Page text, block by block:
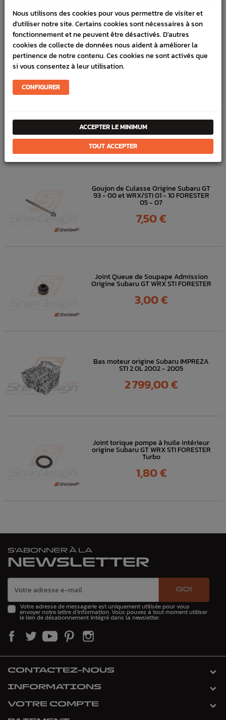
VÉHICULES COMPATIBLE
Référence :4327
En stock : 7
FICHE TECHNIQUE
Eau & huile
Thermostats, bouchons & sonde
DANSLA MÊME
CATÉGORIE
Goujon de Culasse Origine Subaru GT
93 - 00 et WRX/STI 01 - 10 FORESTER
05 - 07
Prix
7,50 €
Joint Queue de Soupape Admission
Origine Subaru GT WRX STI FORESTER
Prix
3,00 €
Bas moteur origine Subaru IMPREZA
STI 2.0L 2002 - 2005
Prix
2 799,00 €
Joint torique pompe à huile intérieur
origine Subaru GT WRX STI FORESTER
Turbo
Prix
1,80 €
S'ABONNER À LA
NEWSLETTER
GO!
Votre adresse de messagerie est uniquement utilisée pour vous
envoyer notre lettre d'information. Vous pouvez à tout moment utiliser
le lien de désabonnement intégré dans la newsletter.
CONTACTEZ-NOUS
INFORMATIONS
VOTRE COMPTE
Nous utilisons des cookies pour vous permettre de visiter et
d'utiliser notre site. Certains cookies sont nécessaires à son
fonctionnement et ne peuvent être désactivés. D'autres
cookies de collecte de données nous aident à améliorer la
pertinence de notre contenu. Ces cookies ne sont activés que
si vous consentez à leur utilisation.
CONFIGURER
ACCEPTER LE MINIMUM
TOUT ACCEPTER